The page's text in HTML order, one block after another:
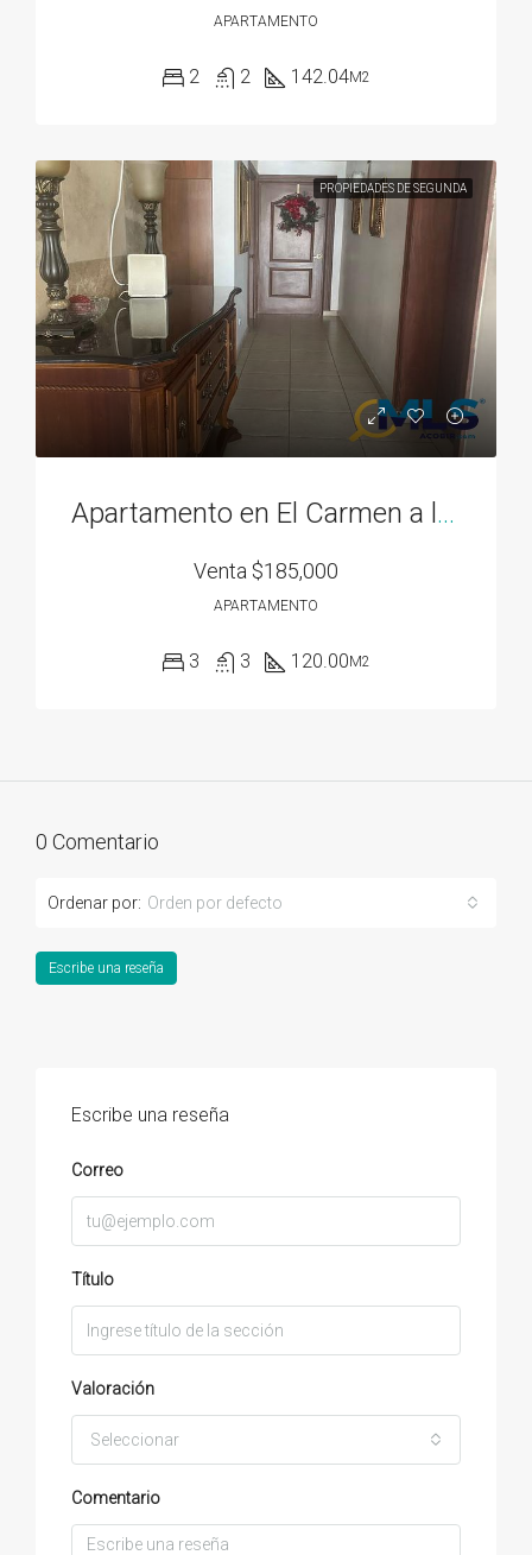
APARTAMENTO
2 2 142.04M2
PROPIEDADES DE SEGUNDA
Apartamento en El Carmen a la venta
Venta $185,000
APARTAMENTO
3 3 120.00M2
0 Comentario
Ordenar por: Orden por defecto
Escribe una reseña
Escribe una reseña
Correo
Título
Valoración
Seleccionar
Comentario